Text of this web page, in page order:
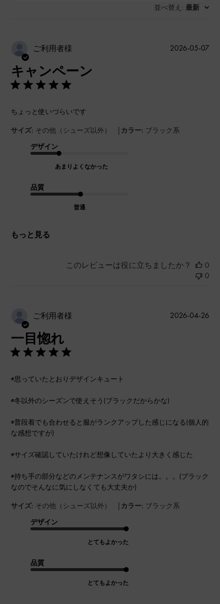
並べ替え : 最新
ご利用者様
キャンペーン
ちょっと使いづらいです
サイズ: その他（シューズ以外） | カラー: ブラック系
デザイン
あまりよくなかった
品質
普通
もっと見る
公
2026-05-07
このレビューは役に立ちましたか？
0
0
ご利用者様
一目惚れ
◉思っていたとおりデザインキュート
◉冬以外のシーズンで使えそう(ブラックだからかな)
◉普段着でも合わせると服がランクアップした感じになる(個人的
な感想ですが)
◉サイズ確認していたけれど想像していたより大きく感じた
◉持ち手の部分などのメンテナンスがワタシには。。。(ブラック
なのでそんなに気にしなくても大丈夫か)
サイズ: その他（シューズ以外） | カラー: ブラック系
デザイン
とてもよかった
品質
とてもよかった
公
2026-04-26